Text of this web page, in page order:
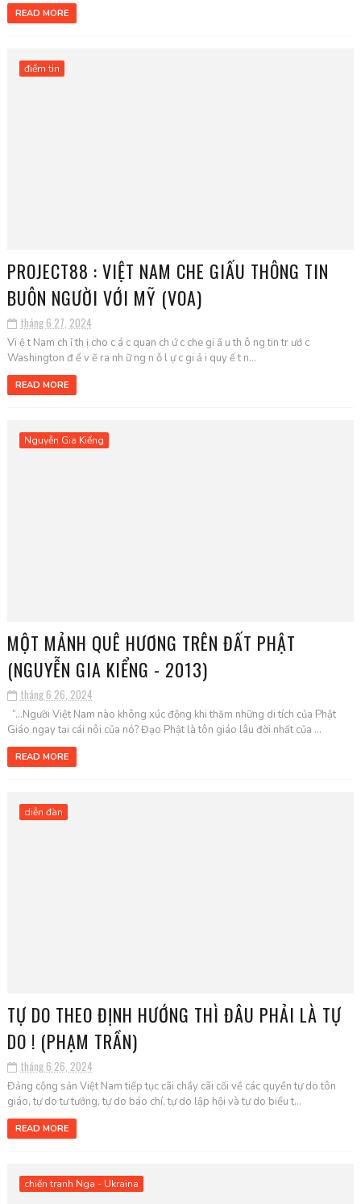
READ MORE
điểm tin
PROJECT88 : VIỆT NAM CHE GIẤU THÔNG TIN
BUÔN NGƯỜI VỚI MỸ (VOA)
tháng 6 27, 2024
Vi ệ t Nam ch ỉ th ị cho c á c quan ch ứ c che gi ấ u th ô ng tin tr ướ c
Washington đ ể v ẽ ra nh ữ ng n ỗ l ự c gi ả i quy ế t n...
READ MORE
Nguyễn Gia Kiểng
MỘT MẢNH QUÊ HƯƠNG TRÊN ĐẤT PHẬT
(NGUYỄN GIA KIỂNG - 2013)
tháng 6 26, 2024
“…Người Việt Nam nào không xúc động khi thăm những di tích của Phật
Giáo ngay tại cái nôi của nó? Đạo Phật là tôn giáo lâu đời nhất của ...
READ MORE
diễn đàn
TỰ DO THEO ĐỊNH HƯỚNG THÌ ĐÂU PHẢI LÀ TỰ
DO ! (PHẠM TRẦN)
tháng 6 26, 2024
Đảng cộng sản Việt Nam tiếp tục cãi chầy cãi cối về các quyền tự do tôn
giáo, tự do tư tưởng, tự do báo chí, tự do lập hội và tự do biểu t...
READ MORE
chiến tranh Nga - Ukraina